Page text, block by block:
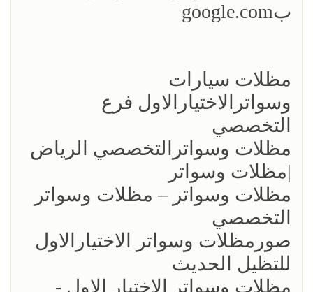
بgoogle.com
مظلات سيارات
وسواترالاختيارالاول فرع
التخصصي
مظلات وسواترالتخصصي الرياض
|مظلات وسواتر
مظلات وسواتر – مظلات وسواتر
التخصصي
صورمظلات وسواتر الاختيارالاول
للتظيل الحديث
مظلات وسواتر الاختيار الاول -